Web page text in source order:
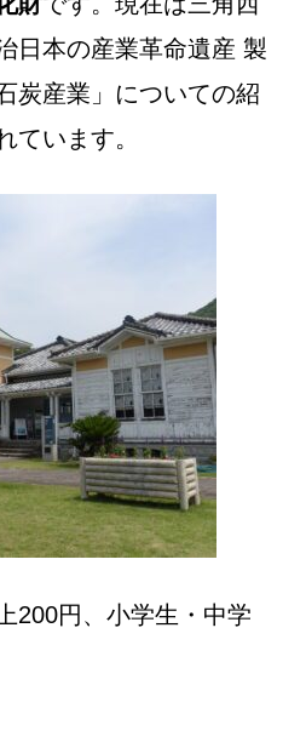
日本の産業革命遺産 製
炭産業」についての紹
ています。
200円、小学生・中学